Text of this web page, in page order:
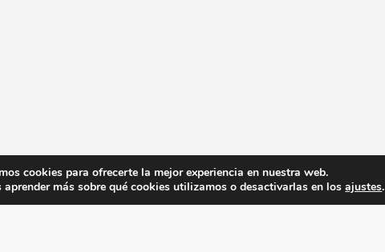
cookies para ofrecerte la mejor experiencia en nuestra web.
aprender más sobre qué cookies utilizamos o desactivarlas en losajustes.